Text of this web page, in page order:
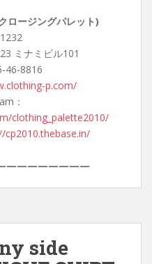
ロージングパレット)
ミナミビル101
46-8816
p.com/
：
clothing_palette2010/
cp2010.thebase.in/
side